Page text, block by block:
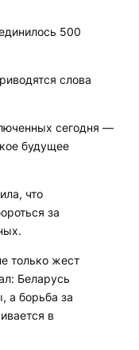
500
слова
сегодня —
будущее
что
за
только жест
Беларусь
а борьба за
в